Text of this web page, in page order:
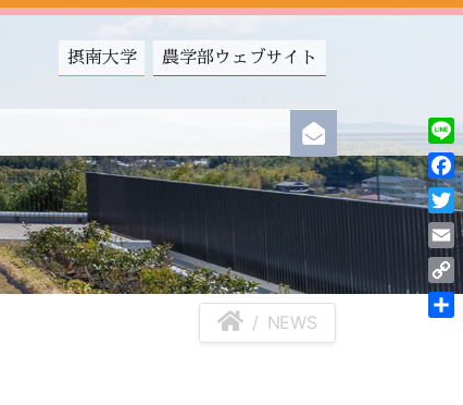
摂南大学 農学部ウェブサイト
NEWS
Line
Link